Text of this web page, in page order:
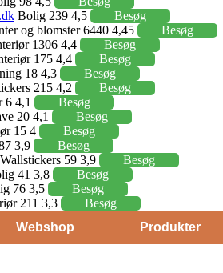
Bolig 239 4,5
Besøg
og blomster 6440 4,45
Besøg
1306 4,4
Besøg
175 4,4
Besøg
18 4,3
Besøg
215 4,2
Besøg
6 4,1
Besøg
20 4,1
Besøg
15 4
Besøg
3,9
Besøg
Wallstickers 59 3,9
Besøg
41 3,8
Besøg
76 3,5
Besøg
211 3,3
Besøg
Webshop
Produkter